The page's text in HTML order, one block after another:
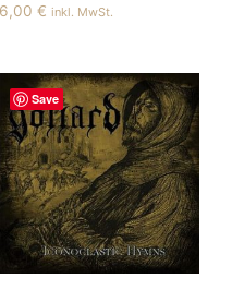
6,00 € inkl. MwSt.
Save